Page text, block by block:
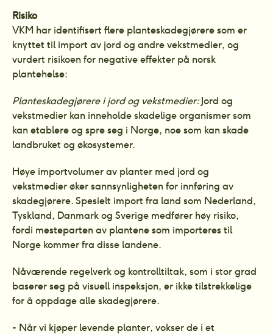
Risiko
VKM har identifisert flere planteskadegjørere som er
knyttet til import av jord og andre vekstmedier, og
vurdert risikoen for negative effekter på norsk
plantehelse:
Planteskadegjørere i jord og vekstmedier: Jord og
vekstmedier kan inneholde skadelige organismer som
kan etablere og spre seg i Norge, noe som kan skade
landbruket og økosystemer.
Høye importvolumer av planter med jord og
vekstmedier øker sannsynligheten for innføring av
skadegjørere. Spesielt import fra land som Nederland,
Tyskland, Danmark og Sverige medfører høy risiko,
fordi mesteparten av plantene som importeres til
Norge kommer fra disse landene.
Nåværende regelverk og kontrolltiltak, som i stor grad
baserer seg på visuell inspeksjon, er ikke tilstrekkelige
for å oppdage alle skadegjørere.
- Når vi kjøper levende planter, vokser de i et